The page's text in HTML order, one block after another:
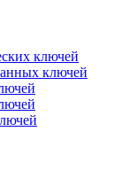
ключей
ключей